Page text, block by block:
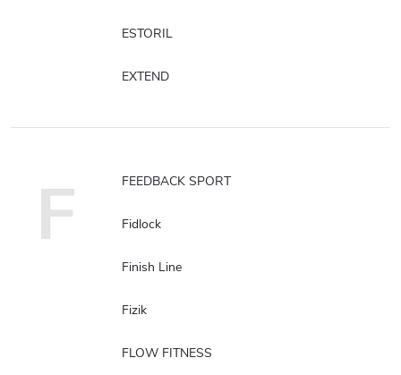
ESTORIL
EXTEND
F FEEDBACK SPORT
Fidlock
Finish Line
Fizik
FLOW FITNESS